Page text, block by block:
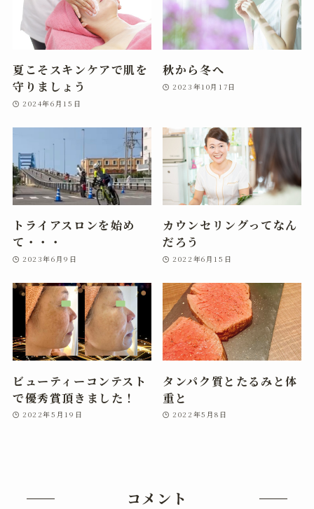
夏こそスキンケアで肌を
守りましょう
2024年6月15日
秋から冬へ
2023年10月17日
トライアスロンを始め
て・・・
2023年6月9日
カウンセリングってなん
だろう
2022年6月15日
ビューティーコンテスト
で優秀賞頂きました！
2022年5月19日
タンパク質とたるみと体
重と
2022年5月8日
コメント